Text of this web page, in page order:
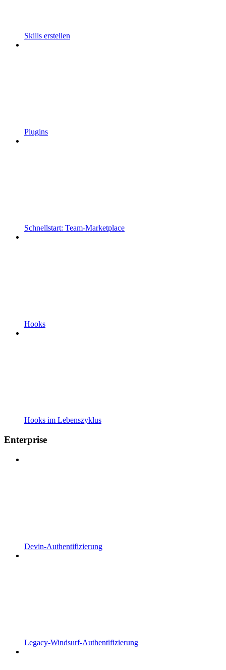
Skills erstellen
Plugins
Schnellstart: Team-Marketplace
Hooks
Hooks im Lebenszyklus
Enterprise
Devin-Authentifizierung
Legacy-Windsurf-Authentifizierung